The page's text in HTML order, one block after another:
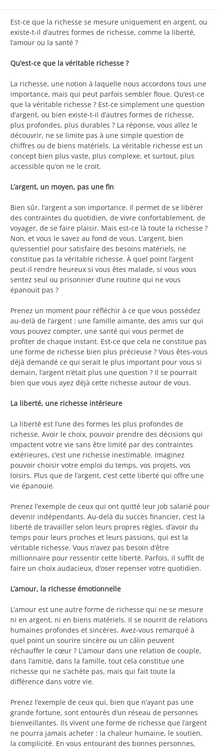
Est-ce que la richesse se mesure uniquement en argent, ou
existe-t-il d’autres formes de richesse, comme la liberté,
l’amour ou la santé ?
Qu’est-ce que la véritable richesse ?
La richesse, une notion à laquelle nous accordons tous une
importance, mais qui peut parfois sembler floue. Qu’est-ce
que la véritable richesse ? Est-ce simplement une question
d’argent, ou bien existe-t-il d’autres formes de richesse,
plus profondes, plus durables ? La réponse, vous allez le
découvrir, ne se limite pas à une simple question de
chiffres ou de biens matériels. La véritable richesse est un
concept bien plus vaste, plus complexe, et surtout, plus
accessible qu’on ne le croit.
L’argent, un moyen, pas une fin
Bien sûr, l’argent a son importance. Il permet de se libérer
des contraintes du quotidien, de vivre confortablement, de
voyager, de se faire plaisir. Mais est-ce là toute la richesse ?
Non, et vous le savez au fond de vous. L’argent, bien
qu’essentiel pour satisfaire des besoins matériels, ne
constitue pas la véritable richesse. À quel point l’argent
peut-il rendre heureux si vous êtes malade, si vous vous
sentez seul ou prisonnier d’une routine qui ne vous
épanouit pas ?
Prenez un moment pour réfléchir à ce que vous possédez
au-delà de l’argent : une famille aimante, des amis sur qui
vous pouvez compter, une santé qui vous permet de
profiter de chaque instant. Est-ce que cela ne constitue pas
une forme de richesse bien plus précieuse ? Vous êtes-vous
déjà demandé ce qui serait le plus important pour vous si
demain, l’argent n’était plus une question ? Il se pourrait
bien que vous ayez déjà cette richesse autour de vous.
La liberté, une richesse intérieure
La liberté est l’une des formes les plus profondes de
richesse. Avoir le choix, pouvoir prendre des décisions qui
impactent votre vie sans être limité par des contraintes
extérieures, c’est une richesse inestimable. Imaginez
pouvoir choisir votre emploi du temps, vos projets, vos
loisirs. Plus que de l’argent, c’est cette liberté qui offre une
vie épanouie.
Prenez l’exemple de ceux qui ont quitté leur job salarié pour
devenir indépendants. Au-delà du succès financier, c’est la
liberté de travailler selon leurs propres règles, d’avoir du
temps pour leurs proches et leurs passions, qui est la
véritable richesse. Vous n’avez pas besoin d’être
millionnaire pour ressentir cette liberté. Parfois, il suffit de
faire un choix audacieux, d’oser repenser votre quotidien.
L’amour, la richesse émotionnelle
L’amour est une autre forme de richesse qui ne se mesure
ni en argent, ni en biens matériels. Il se nourrit de relations
humaines profondes et sincères. Avez-vous remarqué à
quel point un sourire sincère ou un câlin peuvent
réchauffer le cœur ? L’amour dans une relation de couple,
dans l’amitié, dans la famille, tout cela constitue une
richesse qui ne s’achète pas, mais qui fait toute la
différence dans votre vie.
Prenez l’exemple de ceux qui, bien que n’ayant pas une
grande fortune, sont entourés d’un réseau de personnes
bienveillantes. Ils vivent une forme de richesse que l’argent
ne pourra jamais acheter : la chaleur humaine, le soutien,
la complicité. En vous entourant des bonnes personnes,